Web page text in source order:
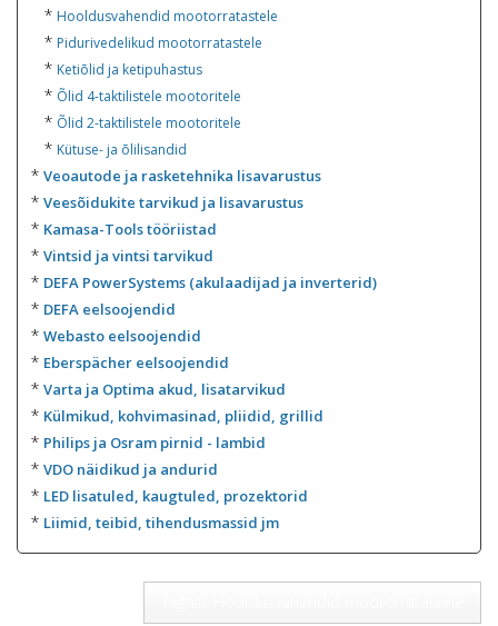
* Hooldusvahendid mootorratastele
* Pidurivedelikud mootorratastele
* Ketiõlid ja ketipuhastus
* Õlid 4-taktilistele mootoritele
* Õlid 2-taktilistele mootoritele
* Kütuse- ja õlilisandid
* Veoautode ja rasketehnika lisavarustus
* Veesõidukite tarvikud ja lisavarustus
* Kamasa-Tools tööriistad
* Vintsid ja vintsi tarvikud
* DEFA PowerSystems (akulaadijad ja inverterid)
* DEFA eelsoojendid
* Webasto eelsoojendid
* Eberspächer eelsoojendid
* Varta ja Optima akud, lisatarvikud
* Külmikud, kohvimasinad, pliidid, grillid
* Philips ja Osram pirnid - lambid
* VDO näidikud ja andurid
* LED lisatuled, kaugtuled, prozektorid
* Liimid, teibid, tihendusmassid jm